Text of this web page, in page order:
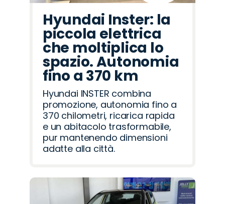
Hyundai Inster: la
piccola elettrica
che moltiplica lo
spazio. Autonomia
fino a 370 km
Hyundai INSTER combina
promozione, autonomia fino a
370 chilometri, ricarica rapida
e un abitacolo trasformabile,
pur mantenendo dimensioni
adatte alla città.